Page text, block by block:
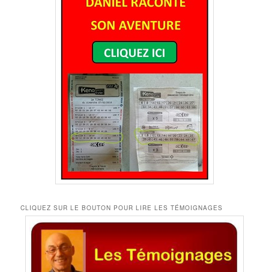
CLIQUEZ SUR LE BOUTON POUR LIRE LES TÉMOIGNAGES